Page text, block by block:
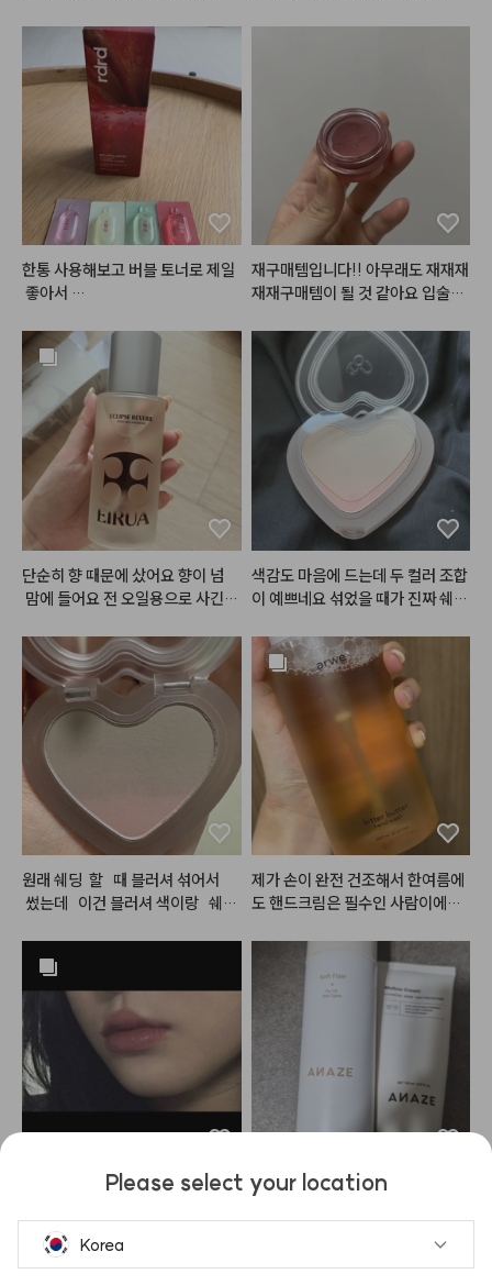
템으로 구매했는데 진짜 여름에 너
무 찰떡임🩷😁
질을 없애주고 2번은 수분을 채워
주고 3번은 영양을 넣어줘요. 3번
은 밤에 바르면 아침까지도 쫀득하
게 입술에 남아있고 각질도 적당히
잘 불려주는 편입니다. 아침에 바
르면 그 어떤 글로우립보다 반짝거
리기는 하지만.. 좀만 많이 발랐다
싶으면 흘러내리고.. 제형이 안 맞
으면 아래 발라둔 립베이스부터 립
ㅋㅋ.. 게다가 심플리웍스가 늘 아
쉬운 점은 가격이.. ㅎㅎㅜㅜ 가격
이 비싸요.. 할인 좀 팍팍 부탁드릴
게요ㅠㅠ
한통 사용해보고 버블 토너로 제일
좋아서
하게 나고
피부속에 스며들어서 촉촉해지는
느낌이
들어요! 세럼도 궁금했었는데 샘플
로 보내주셔서
같이 사용해 볼 수 있어서 좋아요☺️
재구매템입니다!! 아무래도 재재재
재재구매템이 될 것 같아요 입술에
을 그냥 올리면 절대 원하는 발색이
안나오는데 이 립을 베이스네 깔고
다른 립 레이어드하면 너무 맘에드
는 색이 됩니다ㅠㅠ 특히 누드립 완
전 추천추처처천
단순히 향 때문에 샀어요 향이 넘
맘에 들어요 전 오일용으로 사긴했
길.. 생각보다 커서 좋아요 삼만원
대는 솔직히 넘 비싸고 이마넌정도
가 적당..
색감도 마음에 드는데 두 컬러 조합
이 예쁘네요 섞었을 때가 진짜 쉐딩
원래 쉐딩  할   때 블러셔 섞어서
썼는데   이건 블러셔 색이랑   쉐딩
고. 색도   자연스럽고 이뻐요. 블러
셔   색이랑   섞여있으니.  일반   쉐
딩과 다르게   칙칙해   보이지   아나
영 생기   있어 보여여.  근데   좀
잘   깨질 것   같은   느낌   발색은
엄청 잘 되는 것 같아요. 그래서 좀
잘 조절해서 써야  할 것 같어여. 색
도  안칙칙 하게 생기. 있게 이쁘고
구매 할 것 같아요.
제가 손이 완전 건조해서 한여름에
도 핸드크림은 필수인 사람이에요.
안 바르면 각질 생길만큼 금방 손
이 마르고 건조해지는데, 이 제품은
손 씻고나서 건조하거나 당김이 없
이거 진짜 자주써서 지금 2개째 샀
메컵에 분위기 필요할때 사용하면
진짜 개 쩔고요.
전 20년째 미용을 하고있는 디자이
매장에서 케라**을 사용하고 있어
Please select your location
Korea